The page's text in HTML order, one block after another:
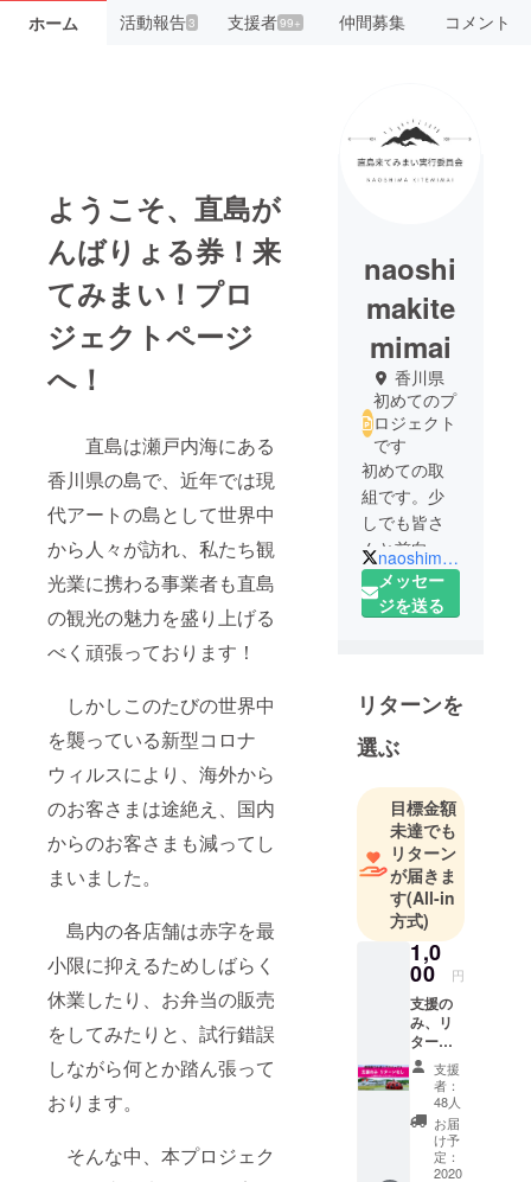
ホーム 活動報告3 支援者99+ 仲間募集 コメント
ようこそ、直島が
んばりょる券！来
てみまい！プロ
ジェクトページ
へ！
直島は瀬戸内海にある
香川県の島で、近年では現
代アートの島として世界中
から人々が訪れ、私たち観
光業に携わる事業者も直島
の観光の魅力を盛り上げる
べく頑張っております！
しかしこのたびの世界中
を襲っている新型コロナ
ウィルスにより、海外から
のお客さまは途絶え、国内
からのお客さまも減ってし
まいました。
島内の各店舗は赤字を最
小限に抑えるためしばらく
休業したり、お弁当の販売
をしてみたりと、試行錯誤
しながら何とか踏ん張って
おります。
そんな中、本プロジェク
naoshi
makite
mimai
香川県
初めてのプ
ロジェクト
です
初めての取
組です。少
しでも皆さ
んと前向き
になれるよ
うなプロ
んばりょる
けん、応援
よろしくお
願いしま
す。
naoshima_kagawa
メッセー
ジを送る
リターンを
選ぶ
目標金額
未達でも
リターン
が届きま
す(All-in
方式)
1,0
00 円
支援の
み、リ
ターン
はあり
ませ
ん。 ご
支援あ
りがと
うござ
いま
支援
者：
48人
お届
け予
定：
2020